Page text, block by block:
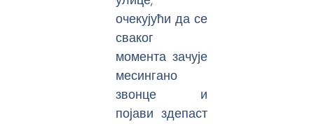
очекујући да се
сваког
момента зачује
месингано
звонце и
појави здепаст